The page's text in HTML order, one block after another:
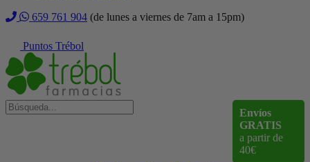
659 761 904 (de lunes a viernes de 7am a 15pm)
Puntos Trébol
Envíos
GRATIS
a partir de
40€